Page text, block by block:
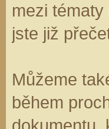
mezi
jste již
Můžeme
během